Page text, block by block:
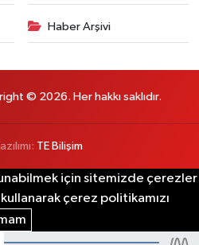
Haber Arşivi
© 2026. Her hakkı saklıdır.
TE Bilişim
için sitemizde çerezler
çerez politikamızı